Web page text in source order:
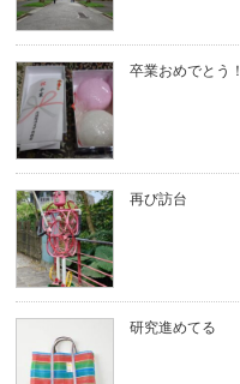
卒業おめでとう！
再び訪台
研究進めてる